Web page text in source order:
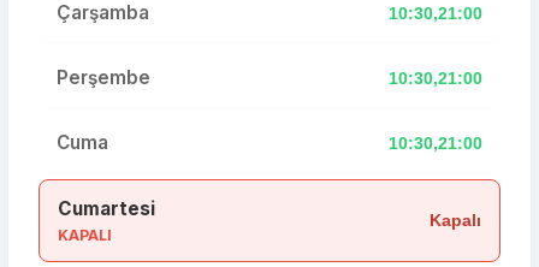
Çarşamba 10:30,21:00
Perşembe 10:30,21:00
Cuma 10:30,21:00
Cumartesi
KAPALI
Kapalı